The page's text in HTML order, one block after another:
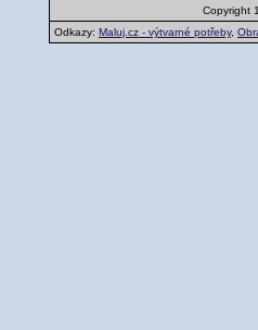
Copyright
Odkazy: Maluj.cz - výtvarné potřeby,